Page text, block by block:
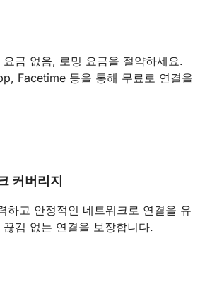
금 없음, 로밍 요금을 절약하세요.
Facetime 등을 통해 무료로 연결을
커버리지
하고 안정적인 네트워크로 연결을 유
김 없는 연결을 보장합니다.